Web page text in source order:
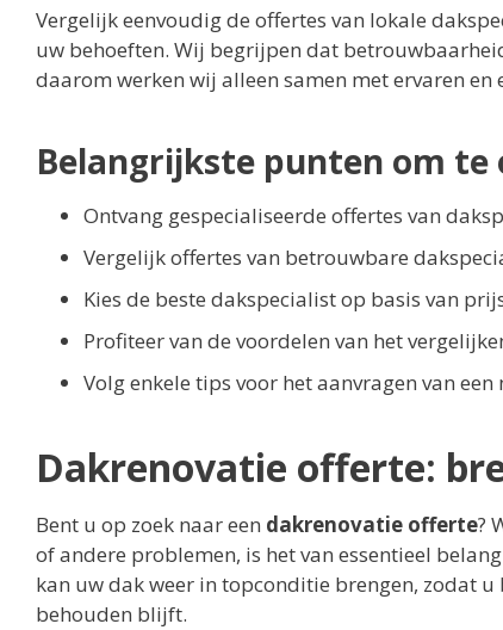
Vergelijk eenvoudig de offertes van lokale
uw behoeften. Wij begrijpen dat
daarom werken wij alleen samen met ervaren en
Belangrijkste punten om te
Ontvang gespecialiseerde offertes van
Vergelijk offertes van betrouwbare
Kies de beste dakspecialist op basis van
Profiteer van de voordelen van het
Volg enkele tips voor het aanvragen van
Dakrenovatie offerte:
Bent u op zoek naar een dakrenovatie offerte?
of andere problemen, is het van essentieel
kan uw dak weer in topconditie brengen, zodat
behouden blijft.